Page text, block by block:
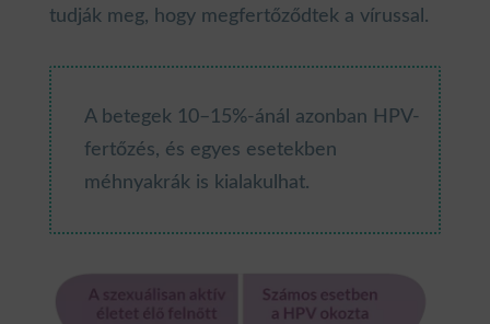
tudják meg, hogy megfertőződtek a vírussal.
A betegek 10–15%-ánál azonban HPV-
fertőzés, és egyes esetekben
méhnyakrák is kialakulhat.